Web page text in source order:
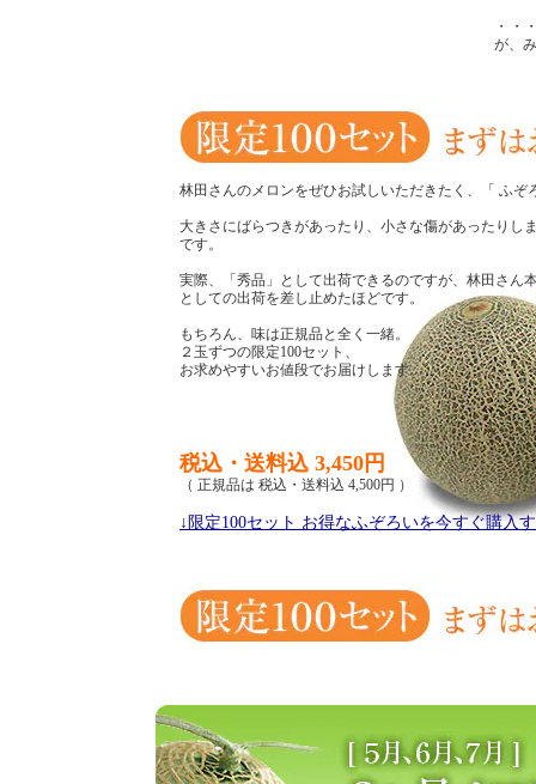
・・
が、
林田さんのメロンをぜひお試しいただきたく、 「 ふぞ
大きさにばらつきがあったり、小さな傷があったりし
です。
実際、「秀品」として出荷できるのですが、林田さん
としての出荷を差し止めたほどです。
もちろん、味は正規品と全く一緒。
２玉ずつの限定100セット、
お求めやすいお値段でお届けします。
税込・送料込 3,450円
（ 正規品は 税込・送料込 4,500円 ）
↓限定100セット お得なふぞろいを今すぐ購入